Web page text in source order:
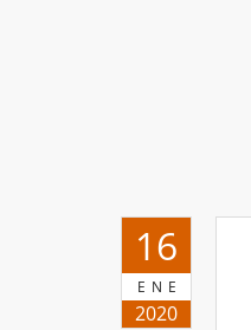
16
ENE
2020